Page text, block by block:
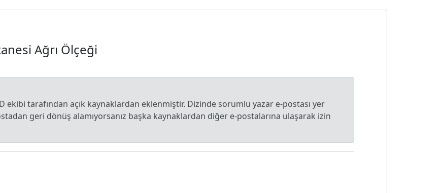
Ağrı Ölçeği
ekibi tarafından açık kaynaklardan eklenmiştir. Dizinde sorumlu yazar e-postası yer
geri dönüş alamıyorsanız başka kaynaklardan diğer e-postalarına ulaşarak izin